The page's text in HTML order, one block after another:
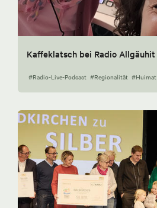
Kaffeklatsch bei Radio Allgäuhit
#Radio-Live-Podcast #Regionalität #Huimat